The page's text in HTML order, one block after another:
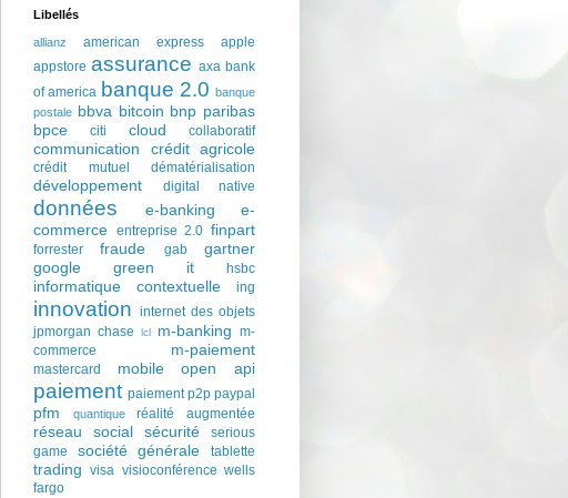
Libellés
allianz american express
apple
appstore assurance axa bank
of america banque 2.0 banque
postale bbva bitcoin bnp paribas
bpce
citi cloud collaboratif
communication crédit agricole
crédit mutuel dématérialisation
développement digital native
données e-banking
e-
commerce entreprise 2.0 finpart
forrester fraude gab
gartner
google
green it hsbc
informatique contextuelle ing
innovation internet des objets
jpmorgan chase
lcl m-banking m-
commerce
m-paiement
mastercard mobile open api
paiement paiement p2p paypal
pfm quantique réalité augmentée
réseau social sécurité
serious
game
société générale tablette
trading visa visioconférence wells
fargo